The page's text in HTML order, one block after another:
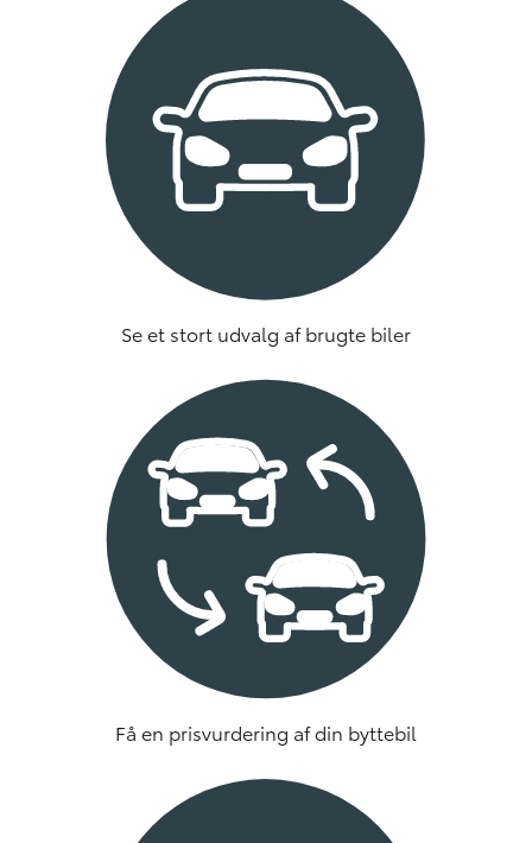
Se et stort udvalg af brugte biler
Få en prisvurdering af din byttebil